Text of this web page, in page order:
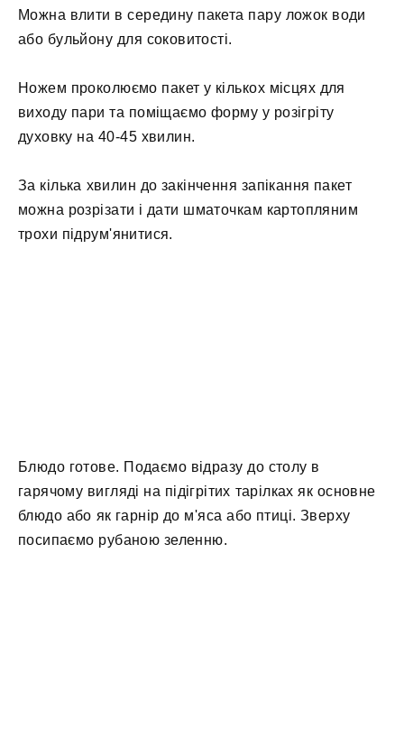
Можна влити в середину пакета пару ложок води
або бульйону для соковитості.
Ножем проколюємо пакет у кількох місцях для
виходу пари та поміщаємо форму у розігріту
духовку на 40-45 хвилин.
За кілька хвилин до закінчення запікання пакет
можна розрізати і дати шматочкам картопляним
трохи підрум'янитися.
Блюдо готове. Подаємо відразу до столу в
гарячому вигляді на підігрітих тарілках як основне
блюдо або як гарнір до м'яса або птиці. Зверху
посипаємо рубаною зеленню.